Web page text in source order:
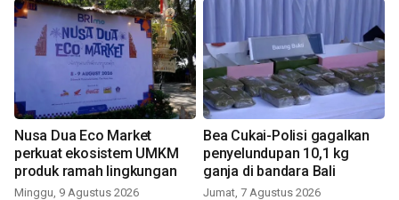
Nusa Dua Eco Market
perkuat ekosistem UMKM
produk ramah lingkungan
Minggu, 9 Agustus 2026
Bea Cukai-Polisi gagalkan
penyelundupan 10,1 kg
ganja di bandara Bali
Jumat, 7 Agustus 2026